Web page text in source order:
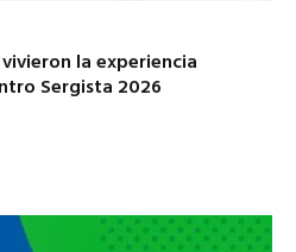
la experiencia
Sergista 2026